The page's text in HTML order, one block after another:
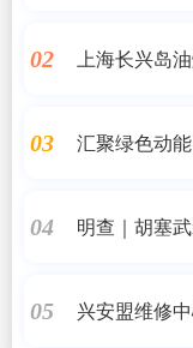
02
上海长兴岛
03
汇聚绿色动
04
明查｜胡塞
05
兴安盟维修